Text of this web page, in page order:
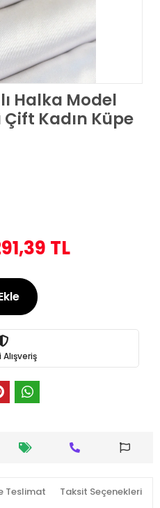
Halka Model
Kadın Küpe
TL
Teslimat Taksit Seçenekleri